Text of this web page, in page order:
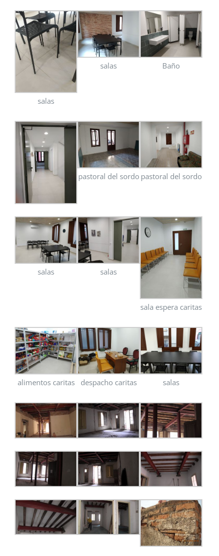
salas
salas Baño
pastoral del sordo pastoral del sordo
salas salas
sala espera caritas
alimentos caritas despacho caritas salas